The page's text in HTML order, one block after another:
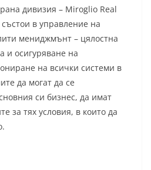
дивизия – Miroglio Real
в управление на
мениджмънт – цялостна
и осигуряване на
на всички системи в
да могат да се
си бизнес, да имат
за тях условия, в които да